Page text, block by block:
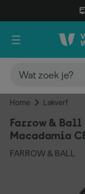
Home Lakverf
Farrow & Ball
Macadamia
FARROW & BALL